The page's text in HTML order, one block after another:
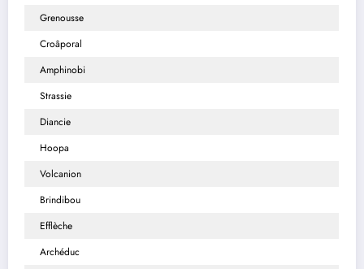
Grenousse
Croâporal
Amphinobi
Strassie
Diancie
Hoopa
Volcanion
Brindibou
Efflèche
Archéduc